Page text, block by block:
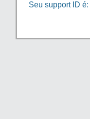
Seu support ID é: